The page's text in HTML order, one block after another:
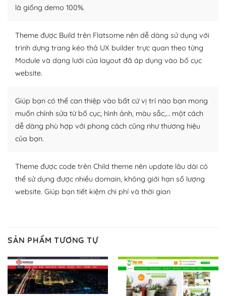
– Đa dạng plugin và themes
Plugin mở rộng là thành phần cài đặt thêm vào
WordPress để tăng thêm các tính năng cần thiết. Có
nhiều plugin trả phí hoặc miễn phí.
Nhờ lượng người dùng đông đảo, thư viện themes và
thích chọn lựa plugin và themes phù hợp cho mục đích
lập website của mình.
WordPress đa dạng plugin và themes
Với mọi Hosting bất kỳ thì WordPress đều có thể dễ
dàng thiết lập vì thực tế nó đã cung cấp khoảng 60%
trang web WordPress của bạn.
Dễ dàng lựa chọn Hosting cho website WordPress
– Bảo mật cực tốt
là giống demo 100%.
Theme được Build trên Flatsome nên dễ dàng sử dụng với
trình dựng trang kéo thả UX builder trực quan theo từng
Module và dạng lưới của layout đã áp dụng vào bố cục
website.
Giúp bạn có thể can thiệp vào bất cứ vị trí nào bạn mong
muốn chỉnh sửa từ bố cục, hình ảnh, màu sắc,… một cách
dễ dàng phù hợp với phong cách cũng như thương hiệu
của bạn.
Theme được code trên Child theme nên update lâu dài có
thể sử dụng được nhiều domain, không giới hạn số lượng
website. Giúp bạn tiết kiệm chi phí và thời gian
SẢN PHẨM TƯƠNG TỰ